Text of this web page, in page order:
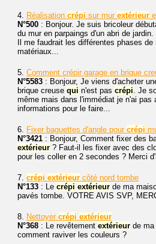
4. Réalisation crépi sur mur extérieur
N°500 : Bonjour. Je suis bricoleur
du mur en parpaings d'un abri de
Il me faudrait les différentes phases
matériaux...
5. Comment crépir garage en brique
N°5583 : Bonjour, Je viens d'acheter
brique creuse qui n'est pas crépi. Je
même mais dans l'immédiat je n'ai pas
informations pour le faire...
6. Fixer baguettes d'angle pour crépi
N°3421 : Bonjour, Comment fixer des
extérieur ? Faut-il les fixer avec des
pour les coller en 2 secondes ? Merci
7. crépi extérieur côté nord tombe
N°133 : Le crépi extérieur de ma
pavés tombe. VOTRE AVIS SVP,
8. Nettoyer crépi extérieur
N°368 : Le revêtement extérieur de
comment raviver les couleurs ?